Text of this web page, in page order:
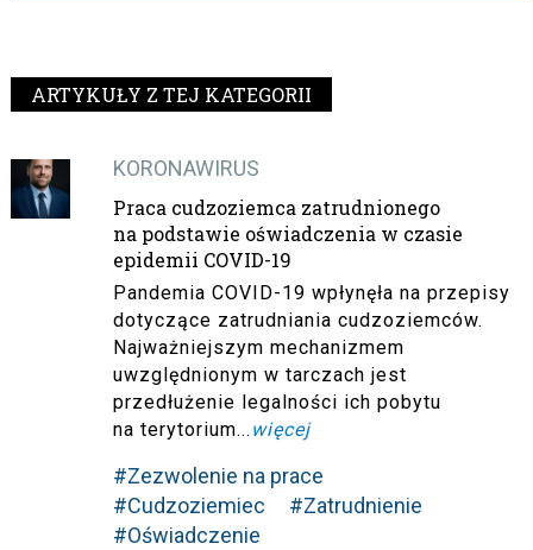
ARTYKUŁY Z TEJ KATEGORII
KORONAWIRUS
Praca cudzoziemca zatrudnionego
na podstawie oświadczenia w czasie
epidemii COVID-19
Pandemia COVID-19 wpłynęła na przepisy
dotyczące zatrudniania cudzoziemców.
Najważniejszym mechanizmem
uwzględnionym w tarczach jest
przedłużenie legalności ich pobytu
na terytorium... więcej
#Zezwolenie na prace
#Cudzoziemiec
#Zatrudnienie
#Oświadczenie